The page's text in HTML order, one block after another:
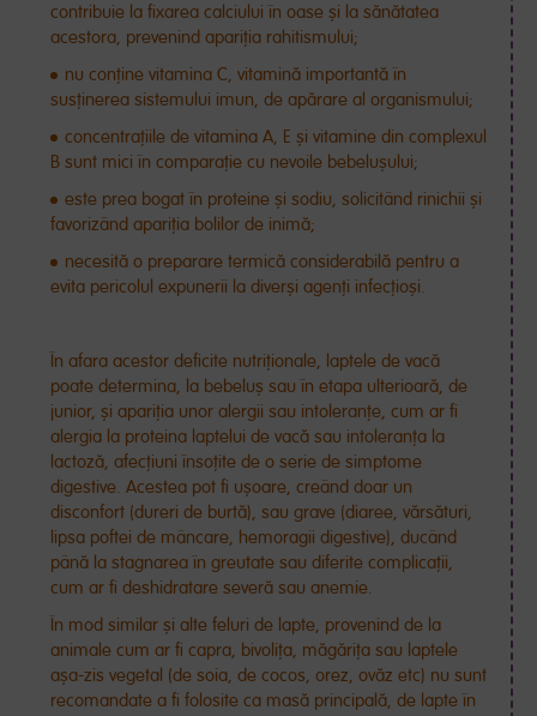
contribuie la fixarea calciului în oase și la sănătatea
acestora, prevenind apariția rahitismului;
nu conține vitamina C, vitamină importantă în
susținerea sistemului imun, de apărare al organismului;
concentrațiile de vitamina A, E și vitamine din complexul
B sunt mici în comparație cu nevoile bebelușului;
este prea bogat în proteine și sodiu, solicitând rinichii și
favorizând apariția bolilor de inimă;
necesită o preparare termică considerabilă pentru a
evita pericolul expunerii la diverși agenți infecțioși.
În afara acestor deficite nutriționale, laptele de vacă
poate determina, la bebeluș sau în etapa ulterioară, de
junior, și apariția unor alergii sau intoleranțe, cum ar fi
alergia la proteina laptelui de vacă sau intoleranța la
lactoză, afecțiuni însoțite de o serie de simptome
digestive. Acestea pot fi ușoare, creând doar un
disconfort (dureri de burtă), sau grave (diaree, vărsături,
lipsa poftei de mâncare, hemoragii digestive), ducând
până la stagnarea în greutate sau diferite complicații,
cum ar fi deshidratare severă sau anemie.
În mod similar și alte feluri de lapte, provenind de la
animale cum ar fi capra, bivolița, măgărița sau laptele
așa-zis vegetal (de soia, de cocos, orez, ovăz etc) nu sunt
recomandate a fi folosite ca masă principală, de lapte în